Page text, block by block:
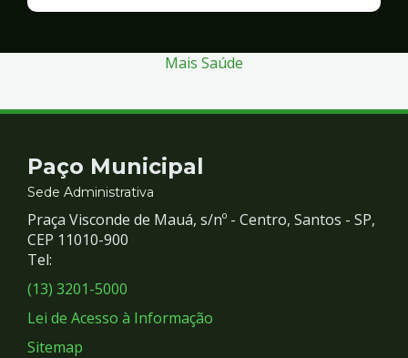
Mais Saúde
Contato
e
Redes
Sociais
Paço Municipal
Sede Administrativa
Praça Visconde de Mauá, s/nº - Centro, Santos - SP,
CEP 11010-900
Tel:
(13) 3201-5000
Lei de Acesso à Informação
Sitemap